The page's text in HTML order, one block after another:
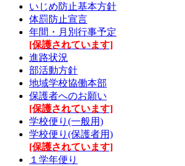
いじめ防止基本方針
体罰防止宣言
年間・月別行事予定
[保護されています]
進路状況
部活動方針
地域学校協働本部
保護者へのお願い
[保護されています]
学校便り(一般用)
学校便り(保護者用)
[保護されています]
１学年便り